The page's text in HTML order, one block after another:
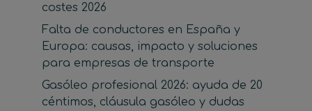
costes 2026
Falta de conductores en España y
Europa: causas, impacto y soluciones
para empresas de transporte
Gasóleo profesional 2026: ayuda de 20
céntimos, cláusula gasóleo y dudas